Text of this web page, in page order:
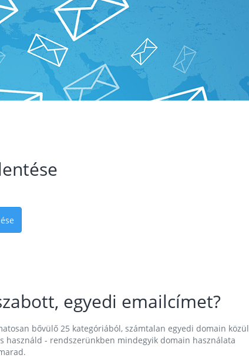
egyedi emailcímet?
bővülő 25 kategóriából, számtalan egyedi domain közül
használd - rendszerünkben mindegyik domain használata